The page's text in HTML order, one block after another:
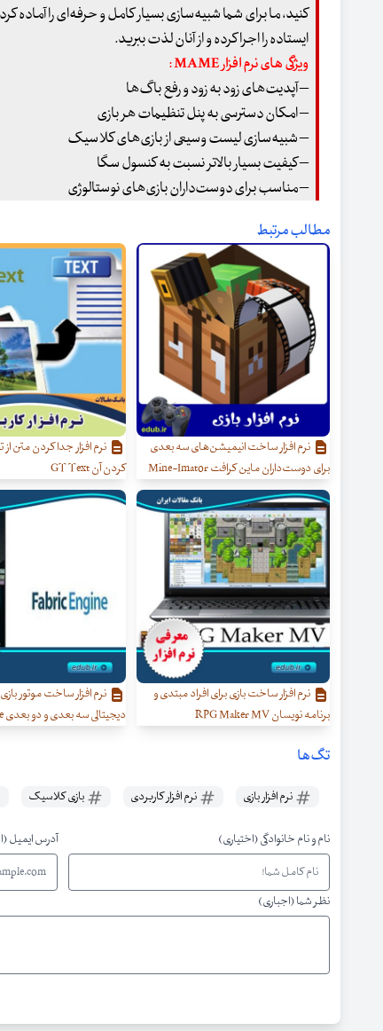
ایستاده را اجرا کرده و از آنان لذت ببرید.
ویژگی های نرم افزار MAME :
– آپدیت‌های زود به زود و رفع باگ‌ها
– امکان دسترسی به پنل تنظیمات هر بازی
– شبیه‌سازی لیست وسیعی از بازی‌های کلاسیک
– کیفیت بسیار بالاتر نسبت به کنسول سگا
– مناسب برای دوست‌داران بازی‌های نوستالوژی
مطالب مرتبط
نرم افزار ساخت انیمیشن‌های سه بعدی
برای دوست‌داران ماین کرافت Mine-Imator
نرم افزار جدا کردن متن از
کردن آن GT Text
نرم افزار ساخت بازی برای افراد مبتدی و
برنامه نویسان RPG Maker MV
نرم افزار ساخت موتور
دیجیتالی سه بعدی و دو بعدی Fabric Engine
تگ‌ها
نرم افزار بازی نرم افزار کاربردی بازی کلاسیک
نام و نام خانوادگی (اختیاری) آدرس ایمیل
نظر شما (اجباری)